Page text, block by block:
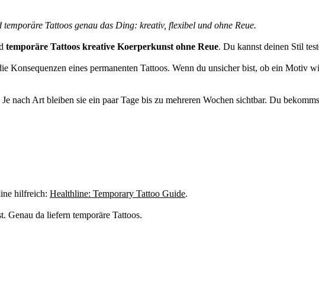
Tattoos genau das Ding: kreativ, flexibel und ohne Reue.
temporäre Tattoos kreative Koerperkunst ohne Reue. Du kannst deinen Stil
Konsequenzen eines permanenten Tattoos. Wenn du unsicher bist, ob ein Motiv
nach Art bleiben sie ein paar Tage bis zu mehreren Wochen sichtbar. Du
hilfreich: Healthline: Temporary Tattoo Guide.
Genau da liefern temporäre Tattoos.